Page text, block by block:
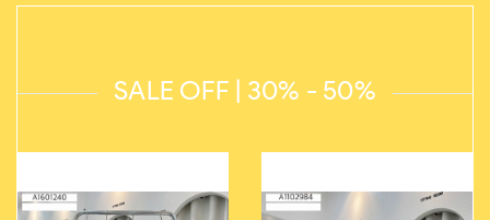
SALE OFF | 30% - 50%